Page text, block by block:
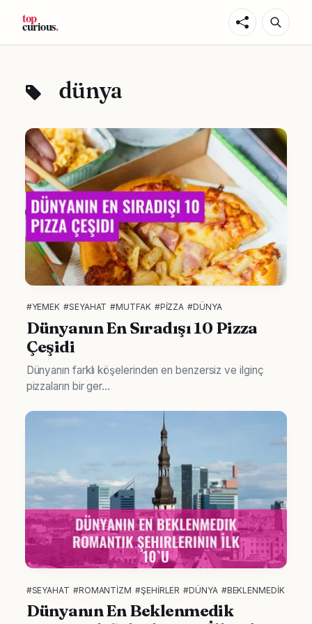
dünya
#YEMEK #SEYAHAT #MUTFAK #PIZZA #DÜNYA
Dünyanın En Sıradışı 10 Pizza
Çeşidi
Dünyanın farklı köşelerinden en benzersiz ve ilginç
pizzaların bir ger...
#SEYAHAT #ROMANTIZM #ŞEHIRLER #DÜNYA #BEKLENMEDIK
Dünyanın En Beklenmedik